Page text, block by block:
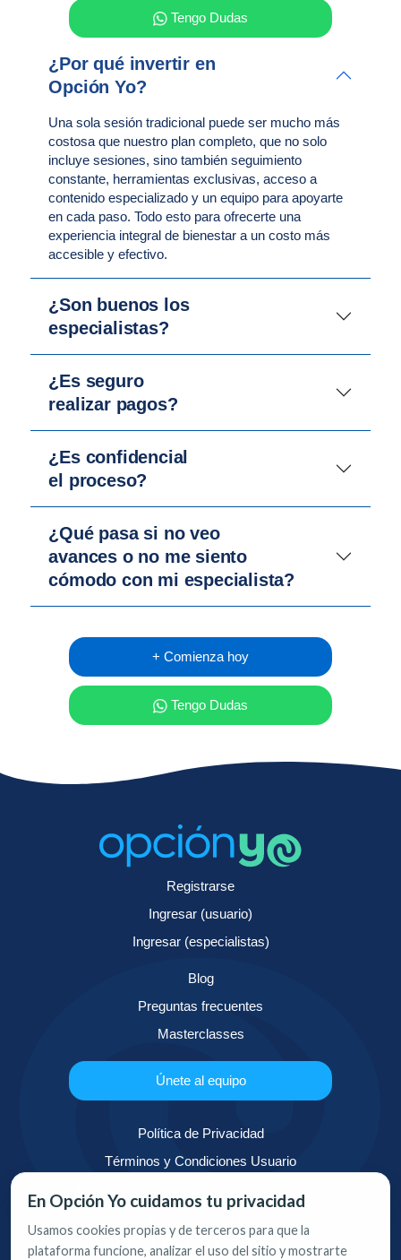
En Opción Yo cuidamos tu privacidad
Usamos cookies propias y de terceros para que la
plataforma funcione, analizar el uso del sitio y mostrarte
Tengo Dudas
¿Por qué invertir en
Opción Yo?
Una sola sesión tradicional puede ser mucho más
costosa que nuestro plan completo, que no solo
incluye sesiones, sino también seguimiento
constante, herramientas exclusivas, acceso a
contenido especializado y un equipo para apoyarte
en cada paso. Todo esto para ofrecerte una
experiencia integral de bienestar a un costo más
accesible y efectivo.
¿Son buenos los
especialistas?
¿Es seguro
realizar pagos?
¿Es confidencial
el proceso?
¿Qué pasa si no veo
avances o no me siento
cómodo con mi especialista?
+ Comienza hoy
Tengo Dudas
Registrarse
Ingresar (usuario)
Ingresar (especialistas)
Blog
Preguntas frecuentes
Masterclasses
Únete al equipo
Política de Privacidad
Términos y Condiciones Usuario
+1 (305) 504-1242